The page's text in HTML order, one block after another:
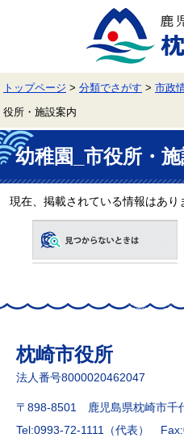
で
す。
ば
し
本
文
へ
トップページ > 分類でさがす > 市政
役所・施設案内
本
文 幼稚園_市役所・
現在、掲載されている情報はあり
枕崎市役所
法人番号8000020462047
〒898-8501 鹿児島県枕崎市千
Tel:0993-72-1111（代表）